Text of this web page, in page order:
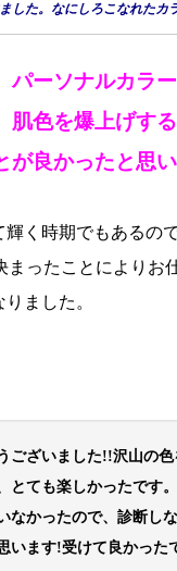
した。なにしろこなれたカ
パーソナルカラ
肌色を爆上げす
が良かったと思い
輝く時期でもあるの
まったことによりお
ました。
ございました!!沢山の色
とても楽しかったです
なかったので、診断し
います!受けて良かった